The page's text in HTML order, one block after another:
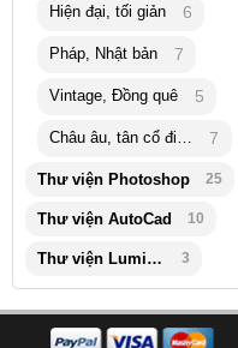
Hiện đại, tối giản 6
Pháp, Nhật bản 7
Vintage, Đồng quê 5
Châu âu, tân cổ điển 7
Thư viện Photoshop 25
Thư viện AutoCad 10
Thư viện Lumion 3